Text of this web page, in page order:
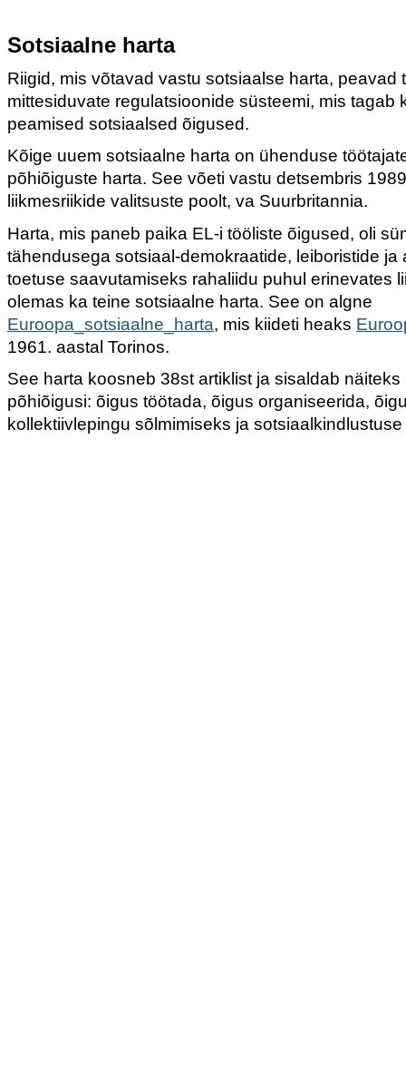
Sotsiaalne harta
Riigid, mis võtavad vastu sotsiaalse harta, peavad
mittesiduvate regulatsioonide süsteemi, mis tagab
peamised sotsiaalsed õigused.
Kõige uuem sotsiaalne harta on ühenduse
põhiõiguste harta. See võeti vastu detsembris
liikmesriikide valitsuste poolt, va Suurbritannia.
Harta, mis paneb paika EL-i tööliste õigused, oli
tähendusega sotsiaal-demokraatide, leiboristide ja
toetuse saavutamiseks rahaliidu puhul erinevates
olemas ka teine sotsiaalne harta. See on algne
Euroopa_sotsiaalne_harta, mis kiideti heaks
1961. aastal Torinos.
See harta koosneb 38st artiklist ja sisaldab näiteks
põhiõigusi: õigus töötada, õigus organiseerida,
kollektiivlepingu sõlmimiseks ja